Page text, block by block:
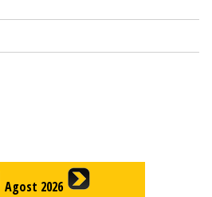
Agost 2026